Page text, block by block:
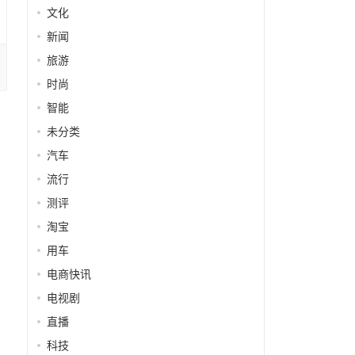
文化
新闻
旅游
时尚
智能
未分类
汽车
流行
测评
淘宝
用车
电商快讯
电视剧
直播
科技